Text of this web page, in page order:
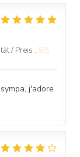
/ Preis : 5/5
j'adore